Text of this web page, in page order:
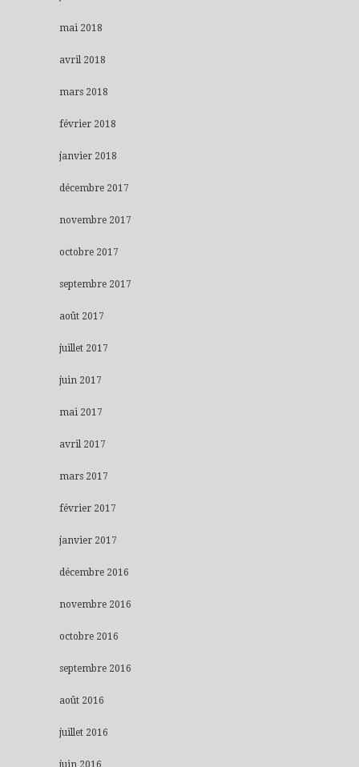
mai 2018
avril 2018
mars 2018
février 2018
janvier 2018
décembre 2017
novembre 2017
octobre 2017
septembre 2017
août 2017
juillet 2017
juin 2017
mai 2017
avril 2017
mars 2017
février 2017
janvier 2017
décembre 2016
novembre 2016
octobre 2016
septembre 2016
août 2016
juillet 2016
juin 2016